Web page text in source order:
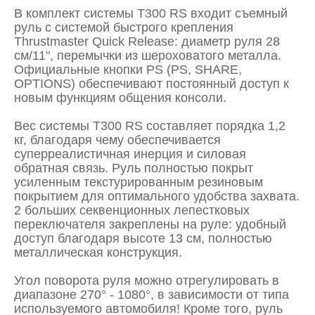
В комплект системы T300 RS входит съемный
руль с системой быстрого крепления
Thrustmaster Quick Release: диаметр руля 28
см/11", перемычки из шероховатого металла.
Официальные кнопки PS (PS, SHARE,
OPTIONS) обеспечивают постоянный доступ к
новым функциям общения консоли.
Вес системы T300 RS составляет порядка 1,2
кг, благодаря чему обеспечивается
суперреалистичная инерция и силовая
обратная связь. Руль полностью покрыт
усиленным текстурированным резиновым
покрытием для оптимального удобства захвата.
2 больших секвенционных лепестковых
переключателя закреплены на руле: удобный
доступ благодаря высоте 13 см, полностью
металлическая конструкция.
Угол поворота руля можно отрегулировать в
диапазоне 270° - 1080°, в зависимости от типа
используемого автомобиля! Кроме того, руль